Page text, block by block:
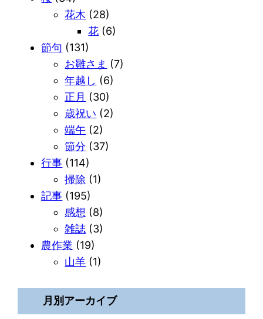
花木 (28)
花 (6)
節句 (131)
お雛さま (7)
年越し (6)
正月 (30)
歳祝い (2)
端午 (2)
節分 (37)
行事 (114)
掃除 (1)
記事 (195)
感想 (8)
雑誌 (3)
農作業 (19)
山羊 (1)
月別アーカイブ